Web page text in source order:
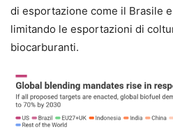
di esportazione come il Brasile e
limitando le esportazioni di
biocarburanti.